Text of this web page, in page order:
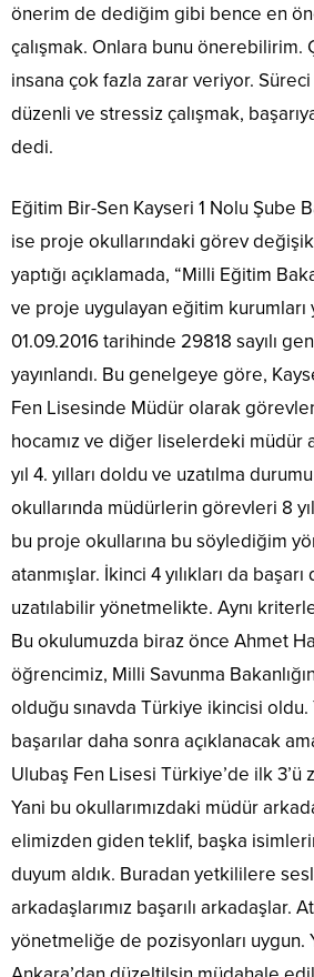
önerim de dediğim gibi bence en
çalışmak. Onlara bunu önerebilirim.
insana çok fazla zarar veriyor.
düzenli ve stressiz çalışmak,
dedi.
Eğitim Bir-Sen Kayseri 1 Nolu Şube
ise proje okullarındaki görev
yaptığı açıklamada, “Milli Eğitim
ve proje uygulayan eğitim
01.09.2016 tarihinde 29818 sayılı
yayınlandı. Bu genelgeye göre,
Fen Lisesinde Müdür olarak
hocamız ve diğer liselerdeki müdür
yıl 4. yılları doldu ve uzatılma
okullarında müdürlerin görevleri 8
bu proje okullarına bu söylediğim
atanmışlar. İkinci 4 yılıkları da
uzatılabilir yönetmelikte. Aynı
Bu okulumuzda biraz önce Ahmet
öğrencimiz, Milli Savunma
olduğu sınavda Türkiye ikincisi oldu.
başarılar daha sonra açıklanacak
Ulubaş Fen Lisesi Türkiye’de ilk
Yani bu okullarımızdaki müdür
elimizden giden teklif, başka
duyum aldık. Buradan yetkililere
arkadaşlarımız başarılı arkadaşlar.
yönetmeliğe de pozisyonları uygun.